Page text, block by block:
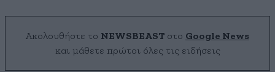
Ακολουθήστε το NEWSBEAST στο Google News
και μάθετε πρώτοι όλες τις ειδήσεις